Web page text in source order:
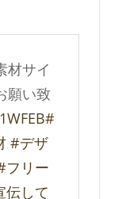
材サイ
願い致
#
#デザ
フリー
伝して